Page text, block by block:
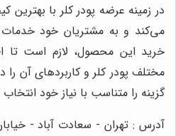
در زمینه عرضه پودر کلر با
می‌کند و به مشتریان خود خدمات
خرید این محصول، لازم است تا
مختلف پودر کلر و کاربردهای آن را
گزینه را متناسب با نیاز خود انتخاب
آدرس : تهران - سعادت آباد -